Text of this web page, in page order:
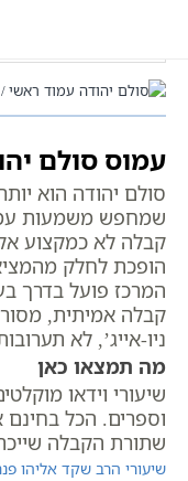
content
עמוד ראשי
עמוס סולם
סולם יהודה הוא
שמחפש משמעות
קבלה לא כמקצוע
הופכת לחלק
המרכז פועל בדרך
קבלה אמיתית,
ניו-אייג’, לא
מה תמצאו כאן
שיעורי וידאו
וספרים. הכל בחינם
שתורת הקבלה
שיעורי הרב שקד אליהו